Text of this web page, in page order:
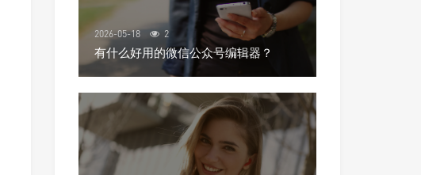
2026-05-18 2
有什么好用的微信公众号编辑器？